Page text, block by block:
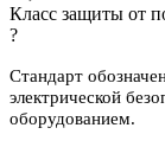
Класс защиты от
?
Стандарт
электрической
оборудованием.